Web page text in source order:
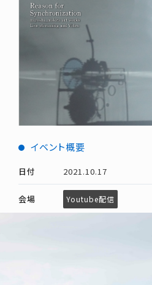
イベント概要
日付 2021.10.17
会場 Youtube配信